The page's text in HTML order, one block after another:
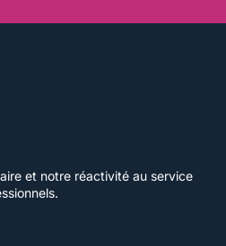
et notre réactivité au service